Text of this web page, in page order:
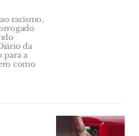
racismo,
da
para a
como